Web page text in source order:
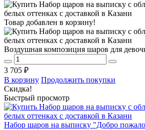
Товар добавлен в корзину!
Воздушная композиция шаров для
3 705 ₽
В корзину Продолжить покупки
Скидка!
Быстрый просмотр
Набор шаров на выписку "Добро